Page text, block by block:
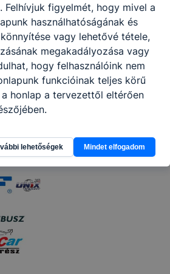
figyelmét, hogy mivel a
használhatóságának és
vagy lehetővé tétele,
megakadályozása vagy
hogy felhasználóink nem
funkcióinak teljes körű
honlap a tervezettől eltérően
lehetőségek Mindet elfogadom